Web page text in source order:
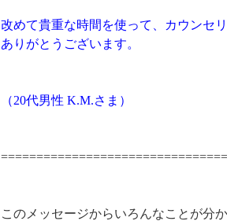
改めて貴重な時間を使って、カウンセ
ありがとうございます。
（20代男性 K.M.さま）
このメッセージからいろんなことが分